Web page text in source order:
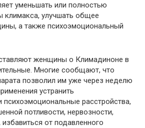
уменьшать или полностью
климакса, улучшать общее
а также психоэмоциональный
женщины о Климадиноне в
Многие сообщают, что
позволил им уже через неделю
устранить
психоэмоциональные расстройства,
потливости, нервозности,
от подавленного